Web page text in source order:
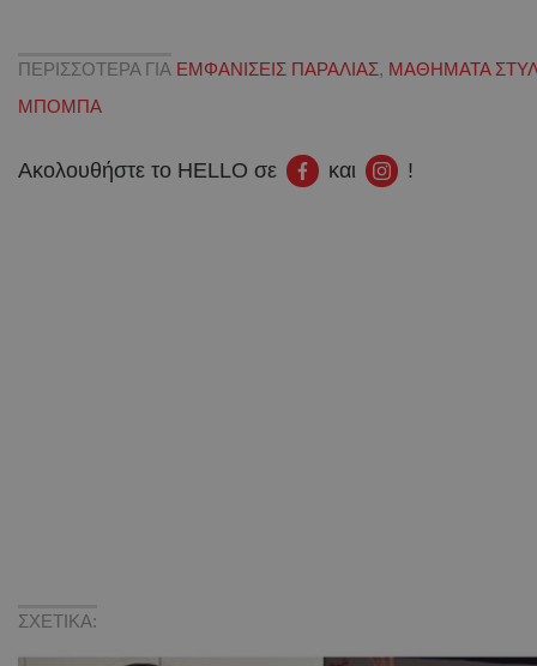
ΠΕΡΙΣΣΟΤΕΡΑ ΓΙΑ ΕΜΦΑΝΙΣΕΙΣ ΠΑΡΑΛΙΑΣ, ΜΑΘΗΜΑΤΑ
ΜΠΟΜΠΑ
Ακολουθήστε το HELLO σε και !
ΣΧΕΤΙΚΑ: